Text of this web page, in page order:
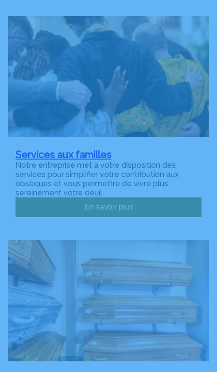
Services aux familles
Notre entreprise met à votre disposition des
services pour simplifier votre contribution aux
obsèques et vous permettre de vivre plus
sereinement votre deuil.
En savoir plus